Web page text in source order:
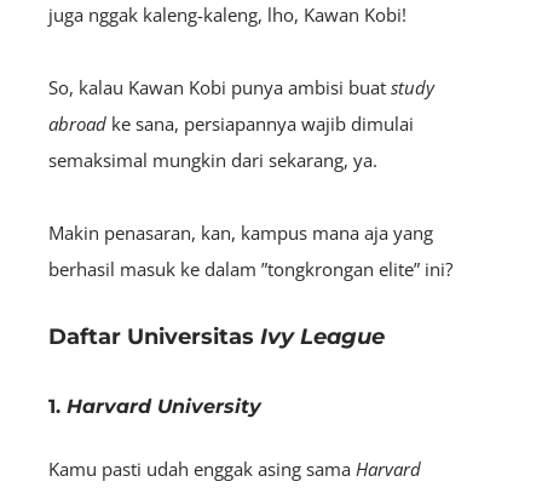
juga nggak kaleng-kaleng, lho, Kawan Kobi!
So, kalau Kawan Kobi punya ambisi buat study
abroad ke sana, persiapannya wajib dimulai
semaksimal mungkin dari sekarang, ya.
Makin penasaran, kan, kampus mana aja yang
berhasil masuk ke dalam ”tongkrongan elite” ini?
Daftar Universitas Ivy League
1. Harvard University
Kamu pasti udah enggak asing sama Harvard